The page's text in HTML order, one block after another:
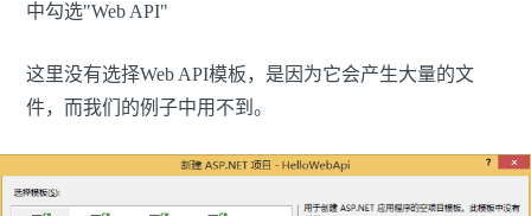
中勾选"Web API"
这里没有选择Web API模板，是因为它会产生大量的文
件，而我们的例子中用不到。